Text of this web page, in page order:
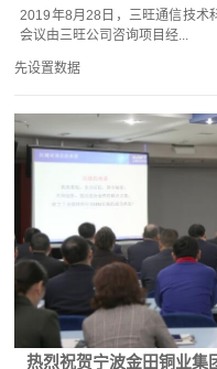
2019年8月28日，三旺通信技术
会议由三旺公司咨询项目经...
先设置数据
热烈祝贺宁波金田铜业集